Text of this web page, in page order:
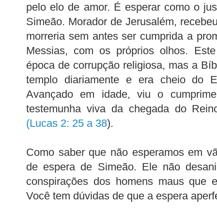
pelo elo de amor. É esperar como o
Simeão. Morador de Jerusalém,
morreria sem antes ser cumprida a
Messias, com os próprios olhos.
época de corrupção religiosa, mas a
templo diariamente e era cheio do
Avançado em idade, viu o
testemunha viva da chegada do
(Lucas 2: 25 a 38).
Como saber que não esperamos em
de espera de Simeão. Ele não
conspirações dos homens maus que
Você tem dúvidas de que a espera